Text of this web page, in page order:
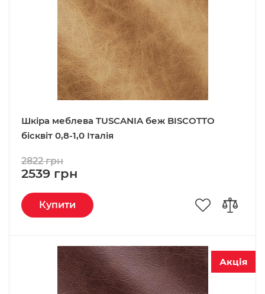
Шкіра меблева TUSCANIA беж BISCOTTO
бісквіт 0,8-1,0 Італія
2539 грн
2822 грн
Купити
Акція